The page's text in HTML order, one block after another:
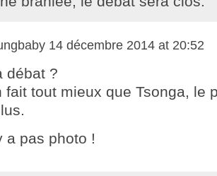
14 décembre 2014 at 20:52
débat ?
fait tout mieux que Tsonga, le
a pas photo !